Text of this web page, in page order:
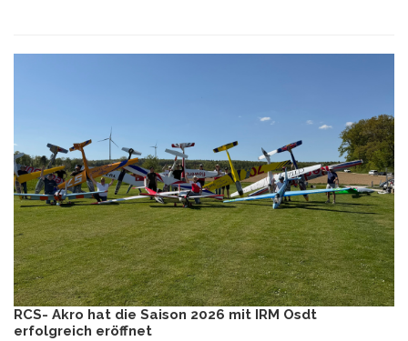
RCS- Akro hat die Saison 2026 mit IRM Osdt
erfolgreich eröffnet